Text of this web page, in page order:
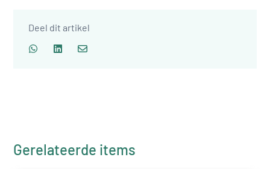
Deel dit artikel
Gerelateerde items